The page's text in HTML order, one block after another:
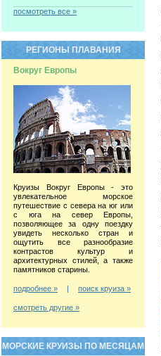
посмотреть все »
РЕГИОНЫ ПЛАВАНИЯ
Вокруг Европы
Круизы Вокруг Европы - это
увлекательное морское
путешествие с севера на юг или
с юга на север Европы,
позволяющее за одну поездку
увидеть несколько стран и
ощутить все разнообразие
контрастов культур и
архитектурных стилей, а также
памятников старины.
подробнее » | поиск круиза »
смотреть другие »
МОРСКИЕ КРУИЗЫ ПО МЕСЯЦАМ